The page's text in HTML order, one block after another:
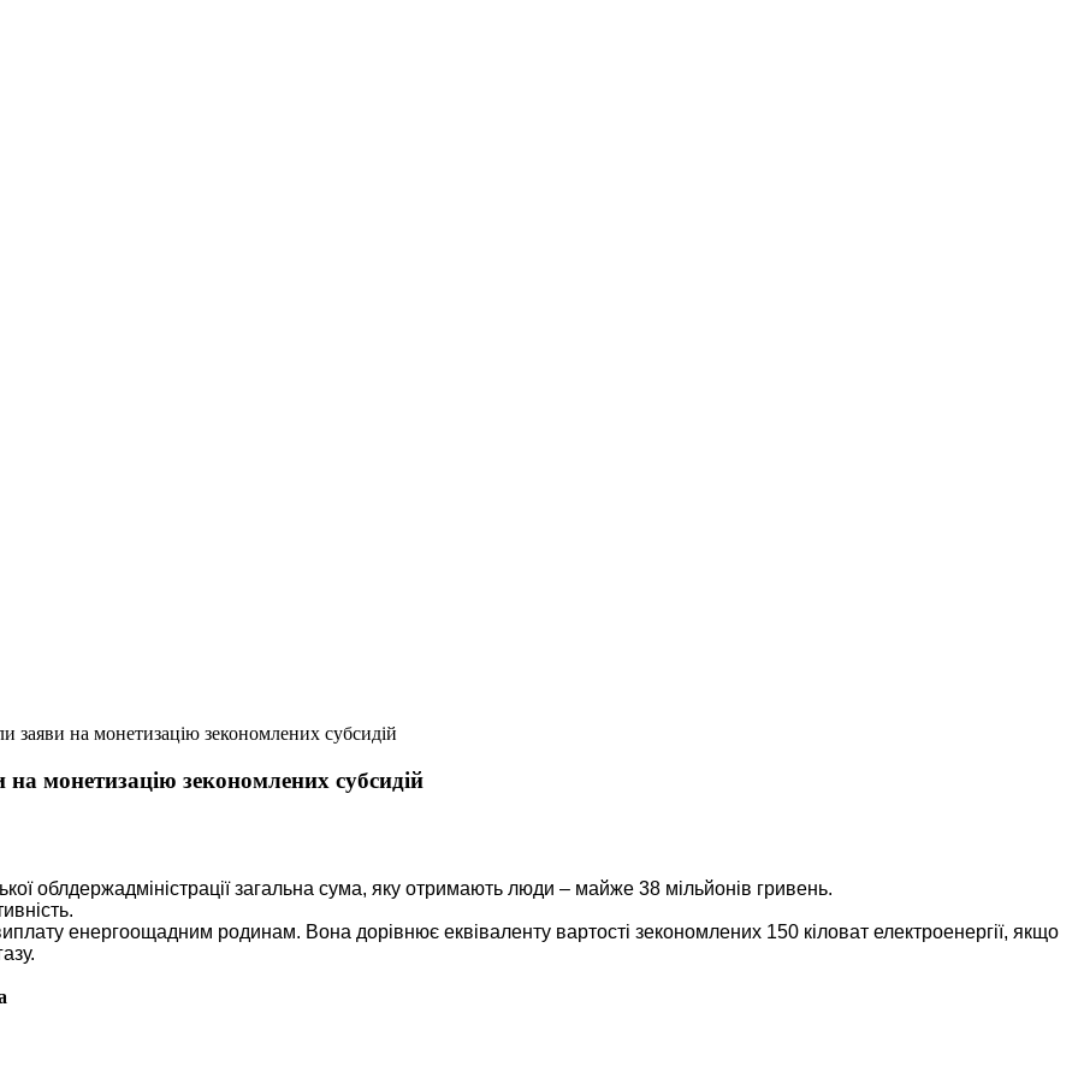
на монетизацію зекономлених субсидій
монетизацію зекономлених субсидій
облдержадміністрації загальна сума, яку отримають люди – майже 38 мільйонів гривень.
енергоощадним родинам. Вона дорівнює еквіваленту вартості зекономлених 150 кіловат електроенергії, якщо